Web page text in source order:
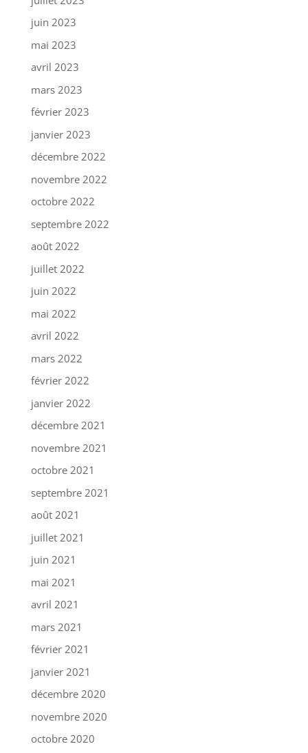
juin 2023
mai 2023
avril 2023
mars 2023
février 2023
janvier 2023
décembre 2022
novembre 2022
octobre 2022
septembre 2022
août 2022
juillet 2022
juin 2022
mai 2022
avril 2022
mars 2022
février 2022
janvier 2022
décembre 2021
novembre 2021
octobre 2021
septembre 2021
août 2021
juillet 2021
juin 2021
mai 2021
avril 2021
mars 2021
février 2021
janvier 2021
décembre 2020
novembre 2020
octobre 2020